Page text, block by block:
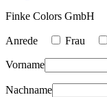
Finke Colors GmbH
Anrede Frau
Vorname
Nachname